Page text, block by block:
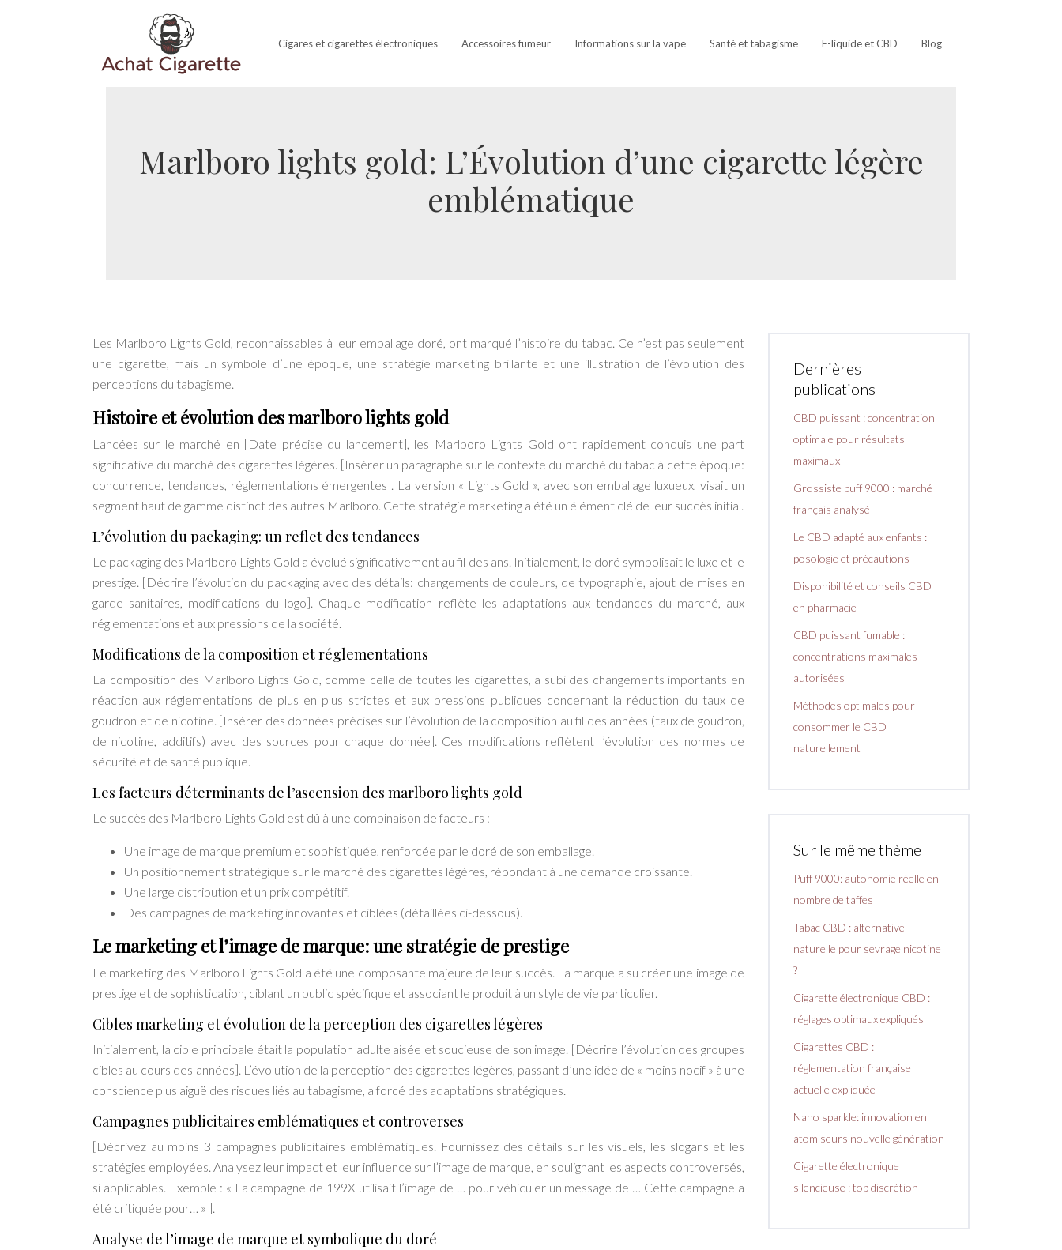
Cigares et cigarettes électroniques Accessoires fumeur Informations sur la vape Santé et tabagisme E-liquide et CBD Blog
Marlboro lights gold: L’Évolution d’une cigarette légère
emblématique
Les Marlboro Lights Gold, reconnaissables à leur emballage doré, ont marqué l’histoire du tabac. Ce n’est pas seulement
une cigarette, mais un symbole d’une époque, une stratégie marketing brillante et une illustration de l’évolution des
perceptions du tabagisme.
Histoire et évolution des marlboro lights gold
Lancées sur le marché en [Date précise du lancement], les Marlboro Lights Gold ont rapidement conquis une part
significative du marché des cigarettes légères. [Insérer un paragraphe sur le contexte du marché du tabac à cette époque:
concurrence, tendances, réglementations émergentes]. La version « Lights Gold », avec son emballage luxueux, visait un
segment haut de gamme distinct des autres Marlboro. Cette stratégie marketing a été un élément clé de leur succès initial.
L’évolution du packaging: un reflet des tendances
Le packaging des Marlboro Lights Gold a évolué significativement au fil des ans. Initialement, le doré symbolisait le luxe et le
prestige. [Décrire l’évolution du packaging avec des détails: changements de couleurs, de typographie, ajout de mises en
garde sanitaires, modifications du logo]. Chaque modification reflète les adaptations aux tendances du marché, aux
réglementations et aux pressions de la société.
Modifications de la composition et réglementations
La composition des Marlboro Lights Gold, comme celle de toutes les cigarettes, a subi des changements importants en
réaction aux réglementations de plus en plus strictes et aux pressions publiques concernant la réduction du taux de
goudron et de nicotine. [Insérer des données précises sur l’évolution de la composition au fil des années (taux de goudron,
de nicotine, additifs) avec des sources pour chaque donnée]. Ces modifications reflètent l’évolution des normes de
sécurité et de santé publique.
Les facteurs déterminants de l’ascension des marlboro lights gold
Le succès des Marlboro Lights Gold est dû à une combinaison de facteurs :
Une image de marque premium et sophistiquée, renforcée par le doré de son emballage.
Un positionnement stratégique sur le marché des cigarettes légères, répondant à une demande croissante.
Une large distribution et un prix compétitif.
Des campagnes de marketing innovantes et ciblées (détaillées ci-dessous).
Le marketing et l’image de marque: une stratégie de prestige
Le marketing des Marlboro Lights Gold a été une composante majeure de leur succès. La marque a su créer une image de
prestige et de sophistication, ciblant un public spécifique et associant le produit à un style de vie particulier.
Cibles marketing et évolution de la perception des cigarettes légères
Initialement, la cible principale était la population adulte aisée et soucieuse de son image. [Décrire l’évolution des groupes
cibles au cours des années]. L’évolution de la perception des cigarettes légères, passant d’une idée de « moins nocif » à une
conscience plus aiguë des risques liés au tabagisme, a forcé des adaptations stratégiques.
Campagnes publicitaires emblématiques et controverses
[Décrivez au moins 3 campagnes publicitaires emblématiques. Fournissez des détails sur les visuels, les slogans et les
stratégies employées. Analysez leur impact et leur influence sur l’image de marque, en soulignant les aspects controversés,
si applicables. Exemple : « La campagne de 199X utilisait l’image de … pour véhiculer un message de … Cette campagne a
été critiquée pour… » ].
Analyse de l’image de marque et symbolique du doré
Dernières
publications
CBD puissant : concentration
optimale pour résultats
maximaux
Grossiste puff 9000 : marché
français analysé
Le CBD adapté aux enfants :
posologie et précautions
Disponibilité et conseils CBD
en pharmacie
CBD puissant fumable :
concentrations maximales
autorisées
Méthodes optimales pour
consommer le CBD
naturellement
Sur le même thème
Puff 9000: autonomie réelle en
nombre de taffes
Tabac CBD : alternative
naturelle pour sevrage nicotine
?
Cigarette électronique CBD :
réglages optimaux expliqués
Cigarettes CBD :
réglementation française
actuelle expliquée
Nano sparkle: innovation en
atomiseurs nouvelle génération
Cigarette électronique
silencieuse : top discrétion